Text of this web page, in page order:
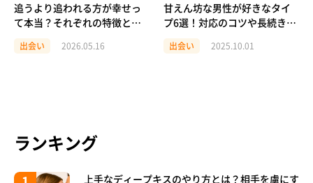
追うより追われる方が幸せっ
て本当？それぞれの特徴と恋
出会い 2026.05.16
甘えん坊な男性が好きなタイ
プ6選！対応のコツや長続きの
出会い 2025.10.01
ランキング
上手なディープキスのやり方とは？相手を虜にす